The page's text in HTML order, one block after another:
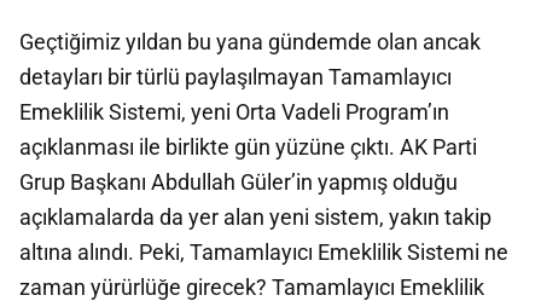
Geçtiğimiz yıldan bu yana gündemde olan ancak
detayları bir türlü paylaşılmayan Tamamlayıcı
Emeklilik Sistemi, yeni Orta Vadeli Program’ın
açıklanması ile birlikte gün yüzüne çıktı. AK Parti
Grup Başkanı Abdullah Güler’in yapmış olduğu
açıklamalarda da yer alan yeni sistem, yakın takip
altına alındı. Peki, Tamamlayıcı Emeklilik Sistemi ne
zaman yürürlüğe girecek? Tamamlayıcı Emeklilik